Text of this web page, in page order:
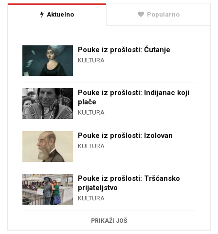
Aktuelno Popularno
Pouke iz prošlosti: Ćutanje
KULTURA
Pouke iz prošlosti: Indijanac koji
plače
KULTURA
Pouke iz prošlosti: Izolovan
KULTURA
Pouke iz prošlosti: Tršćansko
prijateljstvo
KULTURA
PRIKAŽI JOŠ